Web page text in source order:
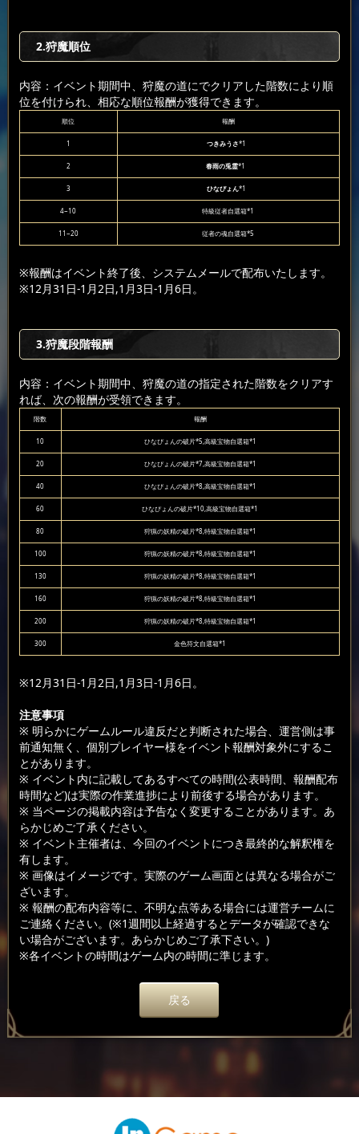
2.狩魔順位
内容：イベント期間中、狩魔の道にでクリアした階数により順
位を付けられ、相応な順位報酬が獲得できます。
順位 報酬
1 つきみうさ*1
2 春雨の兎霊*1
3 ひなぴょん*1
4~10 特級従者自選箱*1
11~20 従者の魂自選箱*5
※報酬はイベント終了後、システムメールで配布いたします。
※12月31日-1月2日,1月3日-1月6日。
3.狩魔段階報酬
内容：イベント期間中、狩魔の道の指定された階数をクリアす
れば、次の報酬が受領できます。
階数 報酬
10 ひなぴょんの破片*5,高級宝物自選箱*1
20 ひなぴょんの破片*7,高級宝物自選箱*1
40 ひなぴょんの破片*8,高級宝物自選箱*1
60 ひなぴょんの破片*10,高級宝物自選箱*1
80 狩猟の妖精の破片*8,特級宝物自選箱*1
100 狩猟の妖精の破片*8,特級宝物自選箱*1
130 狩猟の妖精の破片*8,特級宝物自選箱*1
160 狩猟の妖精の破片*8,特級宝物自選箱*1
200 狩猟の妖精の破片*8,特級宝物自選箱*1
300 金色符文自選箱*1
※12月31日-1月2日,1月3日-1月6日。
注意事項
※ 明らかにゲームルール違反だと判断された場合、運営側は事
前通知無く、個別プレイヤー様をイベント報酬対象外にするこ
とがあります。
※ イベント内に記載してあるすべての時間(公表時間、報酬配布
時間など)は実際の作業進捗により前後する場合があります。
※ 当ページの掲載内容は予告なく変更することがあります。あ
らかじめご了承ください。
※ イベント主催者は、今回のイベントにつき最終的な解釈権を
有します。
※ 画像はイメージです。実際のゲーム画面とは異なる場合がご
ざいます。
※ 報酬の配布内容等に、不明な点等ある場合には運営チームに
ご連絡ください。(※1週間以上経過するとデータが確認できな
い場合がございます。あらかじめご了承下さい。)
※各イベントの時間はゲーム内の時間に準じます。
戻る